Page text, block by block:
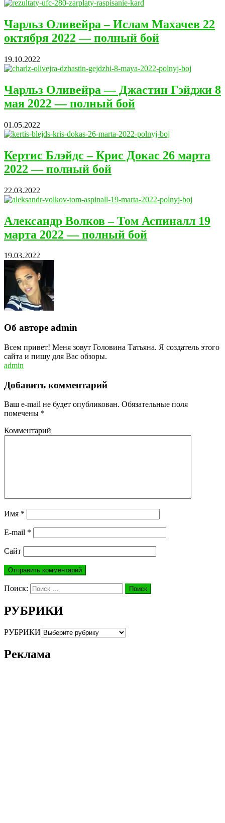
Чарльз Оливейра – Ислам Махачев 22
октября 2022 — полный бой
19.10.2022
Чарльз Оливейра — Джастин Гэйджи 8
мая 2022 — полный бой
01.05.2022
Кертис Блэйдс – Крис Докас 26 марта
2022 — полный бой
22.03.2022
Александр Волков – Том Аспиналл 19
марта 2022 — полный бой
19.03.2022
Об авторе admin
Всем привет! Меня зовут Головина Татьяна. Я создатель этого
сайта и пишу для Вас обзоры.
admin
Добавить комментарий
Ваш e-mail не будет опубликован. Обязательные поля
помечены *
Комментарий
Имя *
E-mail *
Сайт
Поиск: Поиск
РУБРИКИ
РУБРИКИ
Реклама